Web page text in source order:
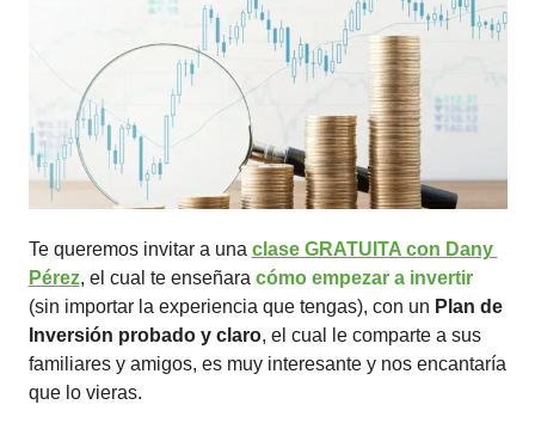
Te queremos invitar a una clase GRATUITA con Dany
Pérez, el cual te enseñara cómo empezar a invertir
(sin importar la experiencia que tengas), con un Plan de
Inversión probado y claro, el cual le comparte a sus
familiares y amigos, es muy interesante y nos encantaría
que lo vieras.